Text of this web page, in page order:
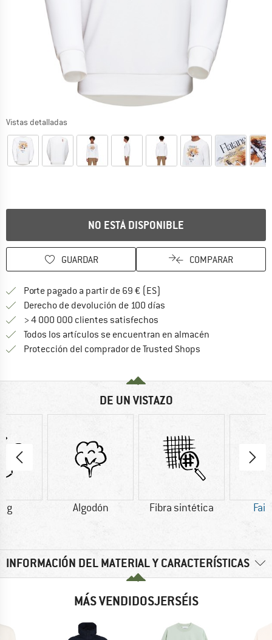
Vistas detalladas
NO ESTÁ DISPONIBLE
GUARDAR COMPARAR
Porte pagado a partir de 69 € (ES)
Derecho de devolución de 100 días
> 4 000 000 clientes satisfechos
Todos los artículos se encuentran en almacén
Protección del comprador de Trusted Shops
DE UN VISTAZO
g Algodón Fibra sintética Fair
INFORMACIÓN DEL MATERIAL Y CARACTERÍSTICAS
MÁS VENDIDOSJERSÉIS